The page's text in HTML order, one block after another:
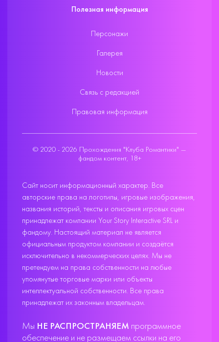
Полезная информация
Персонажи
Галерея
Новости
Связь с редакцией
Правовая информация
© 2020 - 2026 Прохождения "Клуба Романтики" —
фандом контент, 18+
Сайт носит информационный характер. Все
авторские права на логотипы, игровые изображения,
названия историй, тексты и описания игровых сцен
принадлежат компании Your Story Interactive SRL и
фандому. Настоящий материал не является
официальным продуктом компании и создаётся
исключительно в некоммерческих целях. Мы не
претендуем на права собственности на любые
упомянутые торговые марки или объекты
интеллектуальной собственности. Все права
принадлежат их законным владельцам.
Мы НЕ РАСПРОСТРАНЯЕМ программное
обеспечение и не размещаем ссылки на его